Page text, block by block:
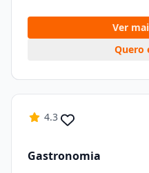
Ver
Quero
4.3
Gastronomia